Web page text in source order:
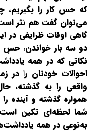
که حس کار را بگیریم،
می‌توان گفت هم نثر
گاهی اوقات ظرایفی در
دو سه بار خواندن،
نکاتی که در همه
احوالات‌ خودتان را در
واقعی را به گذشته،
همواره گذشته و آینده
شما لحظه‌ای تکین
به‌نوعی در همه